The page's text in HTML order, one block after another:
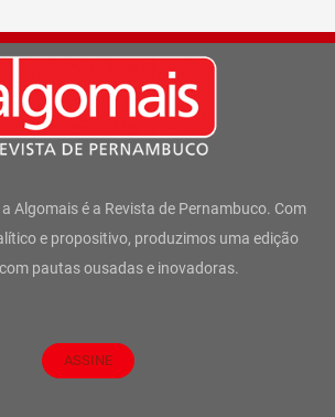
Algomais é a Revista de Pernambuco. Com
e propositivo, produzimos uma edição
pautas ousadas e inovadoras.
ASSINE